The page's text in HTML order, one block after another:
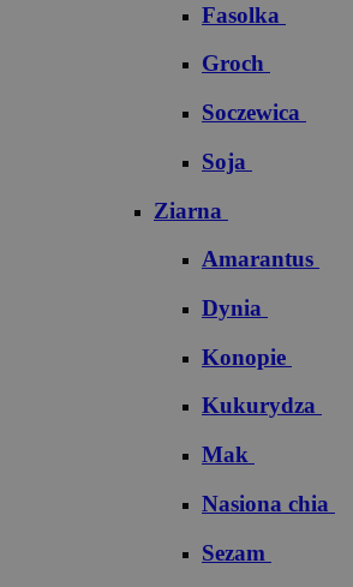
Fasolka
Groch
Soczewica
Soja
Ziarna
Amarantus
Dynia
Konopie
Kukurydza
Mak
Nasiona chia
Sezam